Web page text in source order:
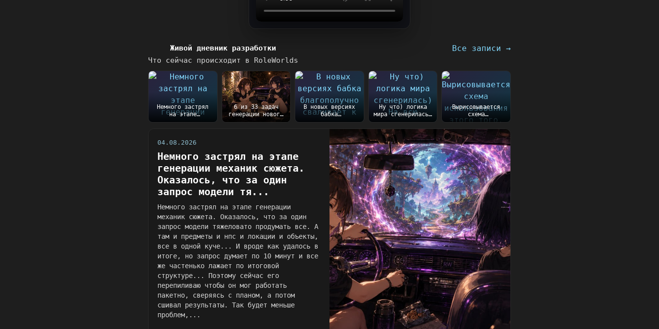
Живой дневник разработки
Что сейчас происходит в RoleWorlds
Все записи →
Немного застрял
на этапе
генерации механик
6 из 33 задач
генерации нового
мира с вселенной
В новых версиях
бабка
благополучно
сваливает к
сестре после
закл...
Ну что) логика
мира сгенерилась)
На всю генерацию
ушло порядка 5...
Вырисовывается
схема
использования
этого того, что
пишу сейчас....
04.08.2026
Немного застрял на этапе
генерации механик сюжета.
Оказалось, что за один
запрос модели тя...
Немного застрял на этапе генерации
механик сюжета. Оказалось, что за один
запрос модели тяжеловато продумать все. А
там и предметы и нпс и локации и объекты,
все в одной куче... И вроде как удалось в
итоге, но запрос думает по 10 минут и все
же частенько лажает по итоговой
структуре... Поэтому сейчас его
перепиливаю чтобы он мог работать
пакетно, сверяясь с планом, а потом
сшивал результаты. Так будет меньше
проблем,...